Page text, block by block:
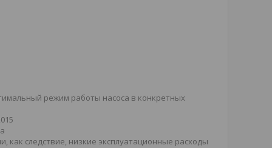
режим работы насоса в конкретных
как следствие, низкие эксплуатационные расходы